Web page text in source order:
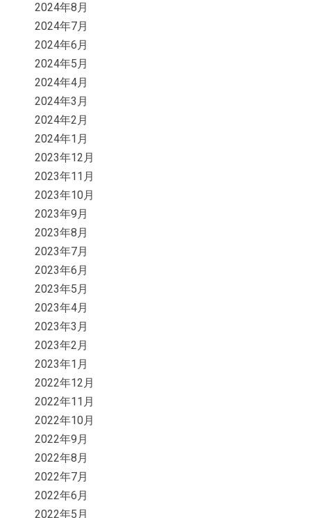
2024年8月
2024年7月
2024年6月
2024年5月
2024年4月
2024年3月
2024年2月
2024年1月
2023年12月
2023年11月
2023年10月
2023年9月
2023年8月
2023年7月
2023年6月
2023年5月
2023年4月
2023年3月
2023年2月
2023年1月
2022年12月
2022年11月
2022年10月
2022年9月
2022年8月
2022年7月
2022年6月
2022年5月